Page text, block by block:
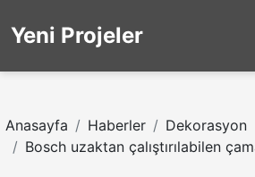
Yeni Projeler
Anasayfa Haberler
Dekorasyon
Bosch uzaktan çalıştırılabilen